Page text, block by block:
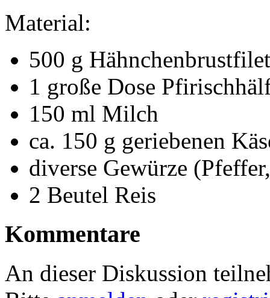
Material:
500 g
1 große Dose
150 ml Milch
ca. 150 g geriebenen
diverse Gewürze
2 Beutel Reis
Kommentare
An dieser Diskussion